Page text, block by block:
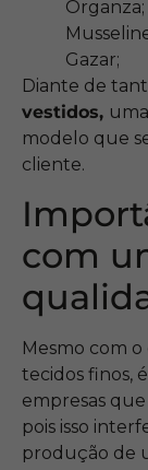
Organza;
Gazar;
Diante de
vestidos,
modelo que
cliente.
com
Mesmo com
tecidos finos,
empresas
pois isso
produção de